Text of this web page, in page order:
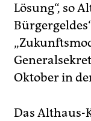
Lösung“, so
Oktober in
Das Althaus-